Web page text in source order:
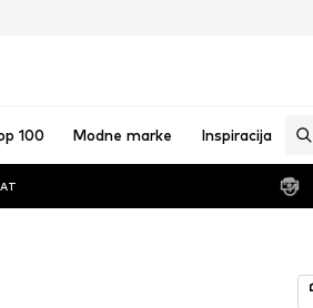
100 Modne marke Inspiracija